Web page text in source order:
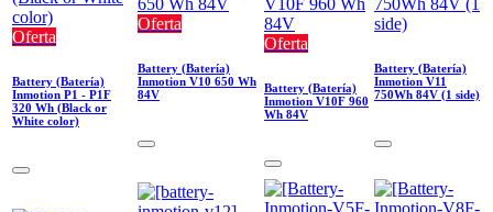
Oferta
Battery (Batería)
Inmotion P1 - P1F
320 Wh (Black or
White color)
Oferta
Battery (Batería)
Inmotion V10 650 Wh
84V
Oferta
Battery (Batería)
Inmotion V10F 960
Wh 84V
Battery (Batería)
Inmotion V11
750Wh 84V (1 side)